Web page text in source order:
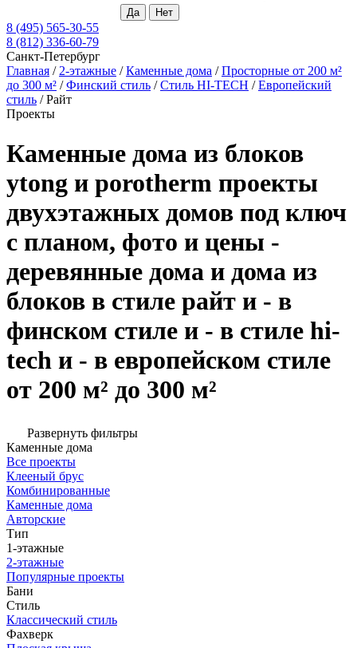
8 (495) 565-30-55
8 (812) 336-60-79
Санкт-Петербург
Главная / 2-этажные /Каменные дома /Просторные от 200 м²
до 300 м² /Финский стиль /Стиль HI-TECH /Европейский
стиль /Райт
Проекты
Каменные дома из блоков
ytong и porotherm проекты
двухэтажных домов под ключ
с планом, фото и цены -
деревянные дома и дома из
блоков в стиле райт и - в
финском стиле и - в стиле hi-
tech и - в европейском стиле
от 200 м² до 300 м²
Развернуть фильтры
Каменные дома
Все проекты
Клееный брус
Комбинированные
Каменные дома
Авторские
Тип
1-этажные
2-этажные
Популярные проекты
Бани
Стиль
Классический стиль
Фахверк